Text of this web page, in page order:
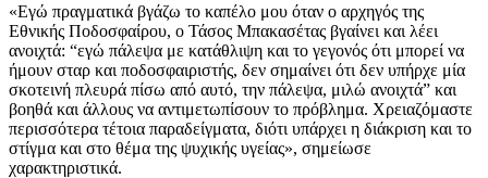
«Εγώ πραγματικά βγάζω το καπέλο μου όταν ο αρχηγός της
Εθνικής Ποδοσφαίρου, ο Τάσος Μπακασέτας βγαίνει και λέει
ανοιχτά: “εγώ πάλεψα με κατάθλιψη και το γεγονός ότι μπορεί να
ήμουν σταρ και ποδοσφαιριστής, δεν σημαίνει ότι δεν υπήρχε μία
σκοτεινή πλευρά πίσω από αυτό, την πάλεψα, μιλώ ανοιχτά” και
βοηθά και άλλους να αντιμετωπίσουν το πρόβλημα. Χρειαζόμαστε
περισσότερα τέτοια παραδείγματα, διότι υπάρχει η διάκριση και το
στίγμα και στο θέμα της ψυχικής υγείας», σημείωσε
χαρακτηριστικά.